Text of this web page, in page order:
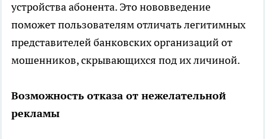
устройства абонента. Это нововведение
поможет пользователям отличать легитимных
представителей банковских организаций от
мошенников, скрывающихся под их личиной.
Возможность отказа от нежелательной
рекламы